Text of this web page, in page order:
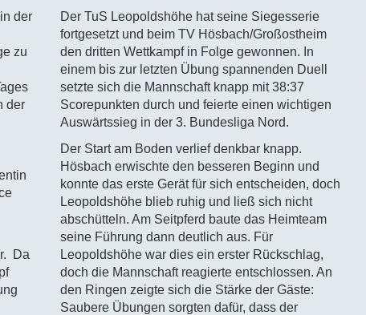
der
zu
der
Da
Der TuS Leopoldshöhe hat seine Siegesserie
fortgesetzt und beim TV Hösbach/Großostheim
den dritten Wettkampf in Folge gewonnen. In
einem bis zur letzten Übung spannenden Duell
setzte sich die Mannschaft knapp mit 38:37
Scorepunkten durch und feierte einen wichtigen
Auswärtssieg in der 3. Bundesliga Nord.
Der Start am Boden verlief denkbar knapp.
Hösbach erwischte den besseren Beginn und
konnte das erste Gerät für sich entscheiden, doch
Leopoldshöhe blieb ruhig und ließ sich nicht
abschütteln. Am Seitpferd baute das Heimteam
seine Führung dann deutlich aus. Für
Leopoldshöhe war dies ein erster Rückschlag,
doch die Mannschaft reagierte entschlossen. An
den Ringen zeigte sich die Stärke der Gäste:
Saubere Übungen sorgten dafür, dass der